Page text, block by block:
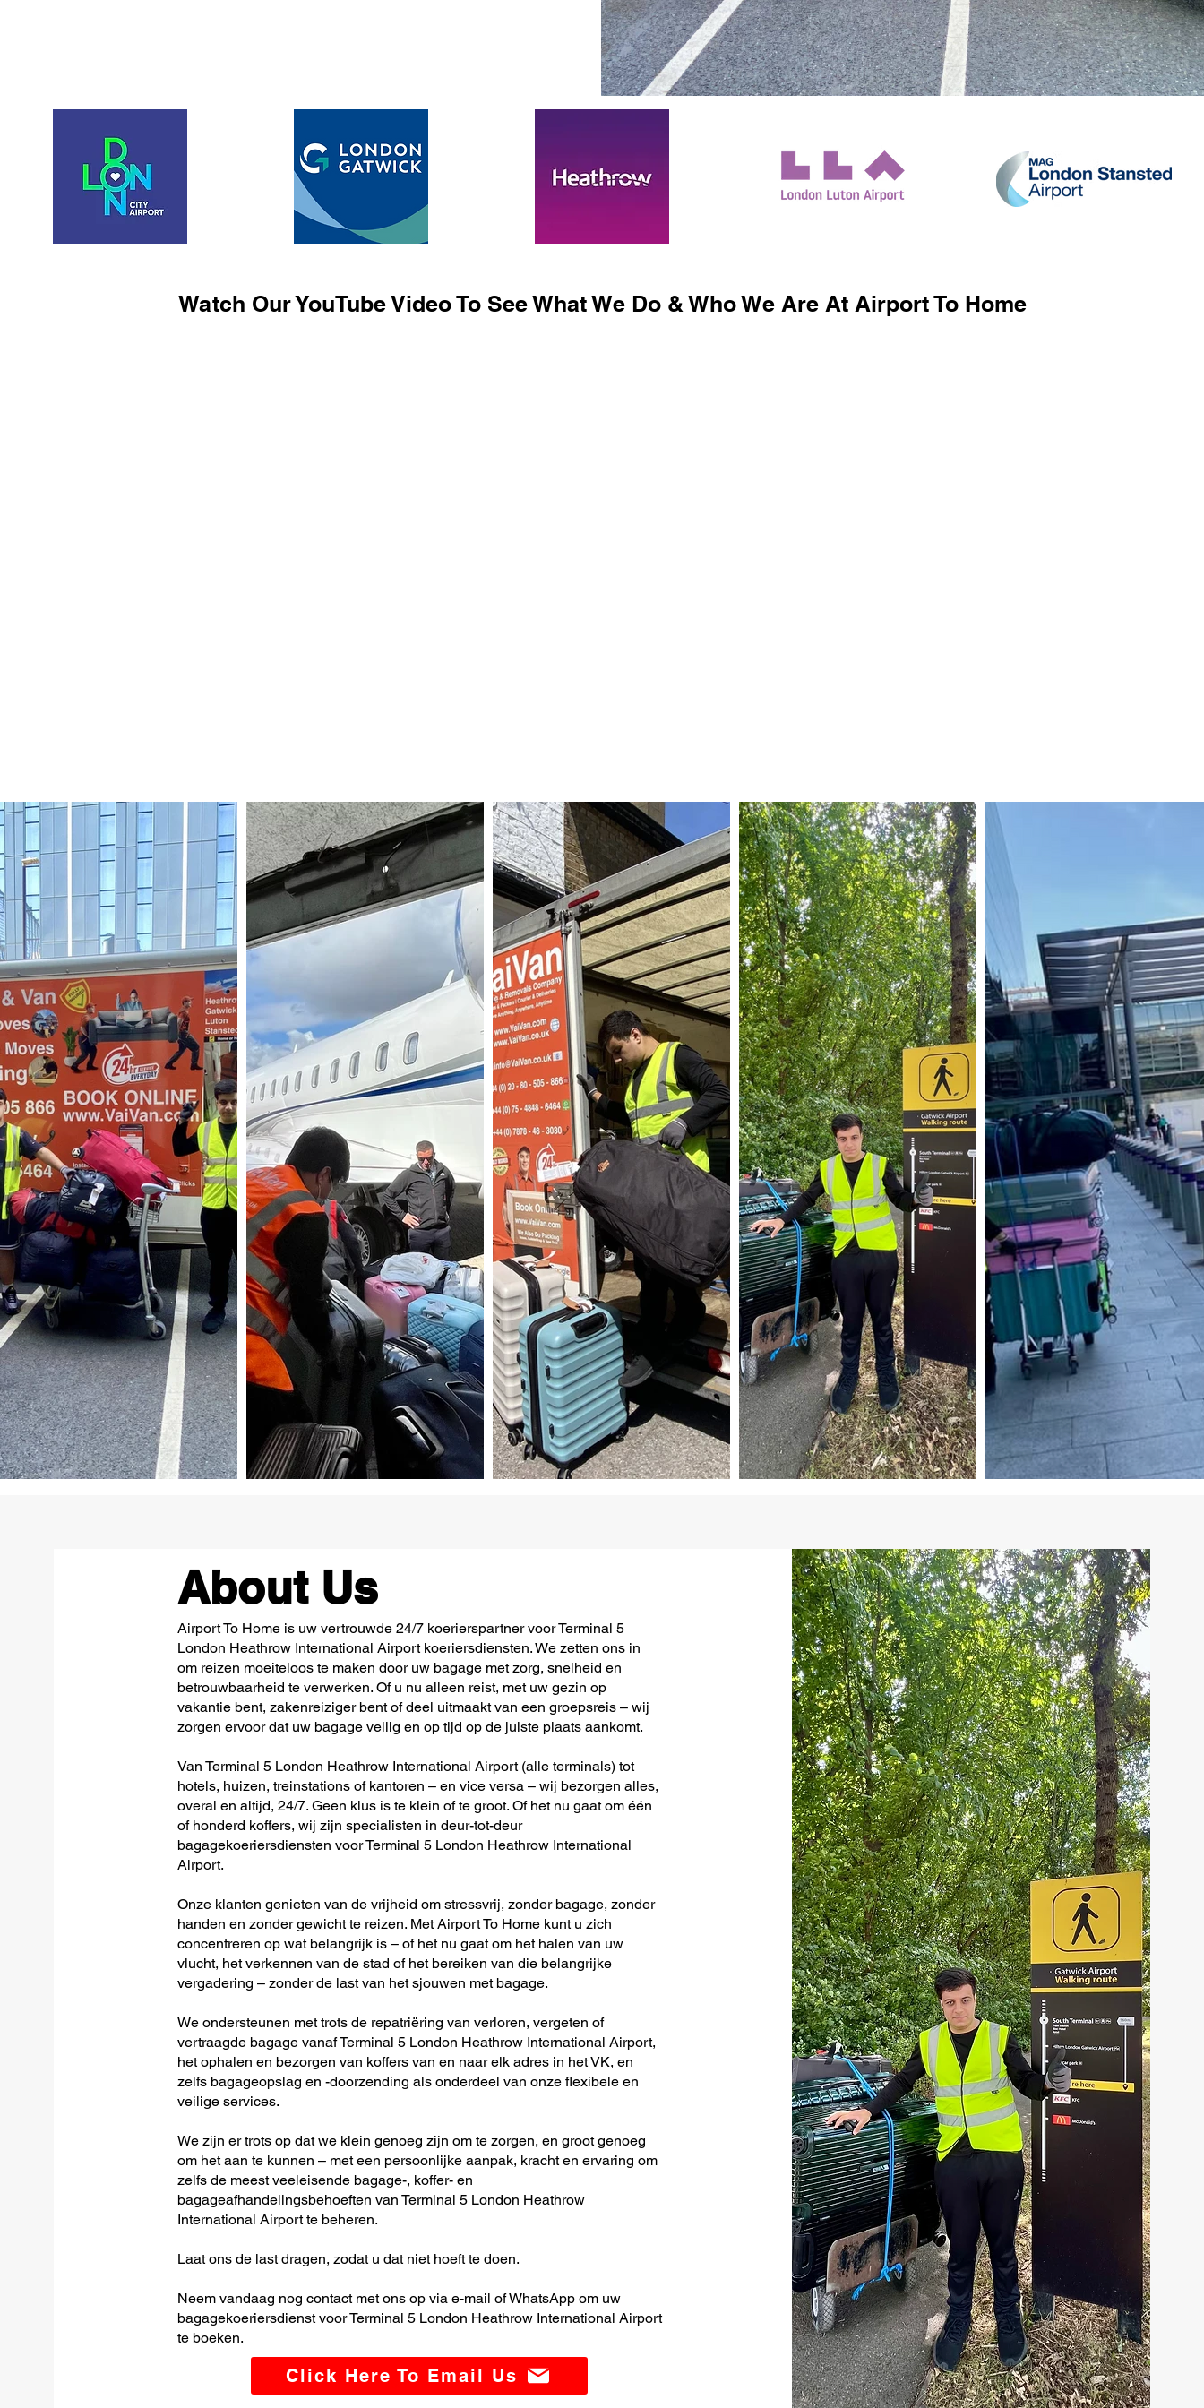
Watch Our YouTube Video To See What We Do & Who We Are At Airport To Home
About Us
Airport To Home is uw vertrouwde 24/7 koerierspartner voor Terminal 5
London Heathrow International Airport koeriersdiensten. We zetten ons in
om reizen moeiteloos te maken door uw bagage met zorg, snelheid en
betrouwbaarheid te verwerken. Of u nu alleen reist, met uw gezin op
vakantie bent, zakenreiziger bent of deel uitmaakt van een groepsreis – wij
zorgen ervoor dat uw bagage veilig en op tijd op de juiste plaats aankomt.
Van Terminal 5 London Heathrow International Airport (alle terminals) tot
hotels, huizen, treinstations of kantoren – en vice versa – wij bezorgen alles,
overal en altijd, 24/7. Geen klus is te klein of te groot. Of het nu gaat om één
of honderd koffers, wij zijn specialisten in deur-tot-deur
bagagekoeriersdiensten voor Terminal 5 London Heathrow International
Airport.
Onze klanten genieten van de vrijheid om stressvrij, zonder bagage, zonder
handen en zonder gewicht te reizen. Met Airport To Home kunt u zich
concentreren op wat belangrijk is – of het nu gaat om het halen van uw
vlucht, het verkennen van de stad of het bereiken van die belangrijke
vergadering – zonder de last van het sjouwen met bagage.
We ondersteunen met trots de repatriëring van verloren, vergeten of
vertraagde bagage vanaf Terminal 5 London Heathrow International Airport,
het ophalen en bezorgen van koffers van en naar elk adres in het VK, en
zelfs bagageopslag en -doorzending als onderdeel van onze flexibele en
veilige services.
We zijn er trots op dat we klein genoeg zijn om te zorgen, en groot genoeg
om het aan te kunnen – met een persoonlijke aanpak, kracht en ervaring om
zelfs de meest veeleisende bagage-, koffer- en
bagageafhandelingsbehoeften van Terminal 5 London Heathrow
International Airport te beheren.
Laat ons de last dragen, zodat u dat niet hoeft te doen.
Neem vandaag nog contact met ons op via e-mail of WhatsApp om uw
bagagekoeriersdienst voor Terminal 5 London Heathrow International Airport
te boeken.
Click Here To Email Us